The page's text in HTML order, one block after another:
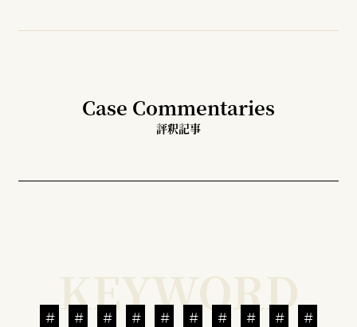
Case Commentaries
評釈記事